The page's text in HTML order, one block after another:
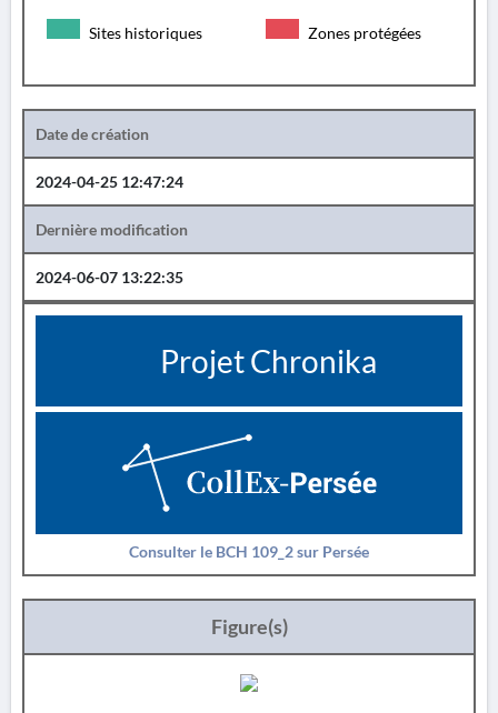
Sites historiques Zones protégées
Date de création
2024-04-25 12:47:24
Dernière modification
2024-06-07 13:22:35
Projet Chronika
Consulter le BCH 109_2 sur Persée
Figure(s)